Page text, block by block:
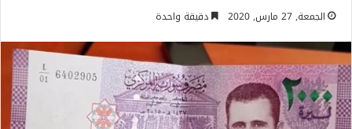
الجمعة, 27 مارس, 2020 دقيقة واحدة